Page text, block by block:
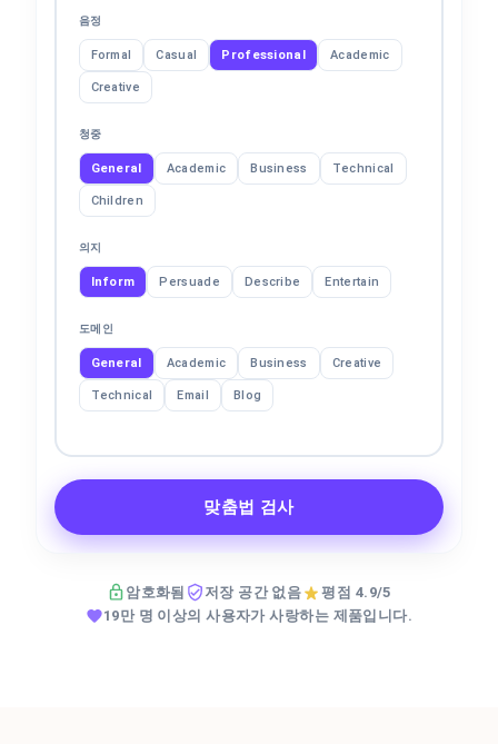
음정
Formal Casual Professional Academic
Creative
청중
General Academic Business Technical
Children
의지
Inform Persuade Describe Entertain
도메인
General Academic Business Creative
Technical Email Blog
맞춤법 검사
암호화됨 저장 공간 없음
평점 4.9/5
19만 명 이상의 사용자가 사랑하는 제품입니다.